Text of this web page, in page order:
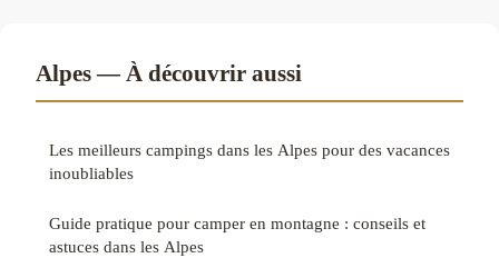
Alpes — À découvrir aussi
Les meilleurs campings dans les Alpes pour des vacances
inoubliables
Guide pratique pour camper en montagne : conseils et
astuces dans les Alpes